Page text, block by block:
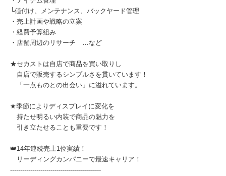
└値付け、メンテナンス、バックヤード管理
・売上計画や戦略の立案
・経費予算組み
・店舗周辺のリサーチ …など
★セカストは自店で商品を買い取りし
自店で販売するシンプルさを貫いています！
「一点ものとの出会い」に溢れています。
★季節によりディスプレイに変化を
持たせ明るい内装で商品の魅力を
引き立たせることも重要です！
👑14年連続売上1位実績！
リーディングカンパニーで最速キャリア！
---------------------------------------------